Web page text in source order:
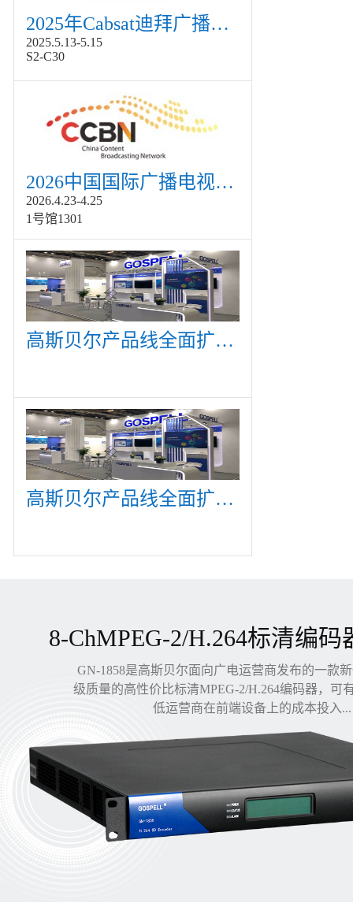
2025年Cabsat迪拜广播电视展
2025.5.13-5.15
S2-C30
2026中国国际广播电视信息网络展览会展
2026.4.23-4.25
1号馆1301
高斯贝尔产品线全面扩展，众多新产品亮相CommunicAsia 2019
高斯贝尔产品线全面扩展，众多新产品亮相CommunicAsia 2019
8-ChMPEG-2/H.264标清编码
GN-1858是高斯贝尔面向广电运营商发布的一款
级质量的高性价比标清MPEG-2/H.264编码器，可
低运营商在前端设备上的成本投入...